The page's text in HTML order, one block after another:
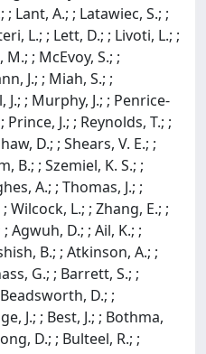
; Lant, A.; ; Latawiec, S.; ;
L.; ; Lett, D.; ; Livoti, L.; ;
; McEvoy, S.; ;
J.; ; Miah, S.; ;
; Murphy, J.; ; Penrice-
J.; ; Reynolds, T.; ;
D.; ; Shears, V. E.; ;
B.; ; Szemiel, K. S.; ;
A.; ; Thomas, J.; ;
Wilcock, L.; ; Zhang, E.; ;
Agwuh, D.; ; Ail, K.; ;
B.; ; Atkinson, A.; ;
G.; ; Barrett, S.; ;
D.; ;
J.; ; Best, J.; ; Bothma,
D.; ; Bulteel, R.; ;